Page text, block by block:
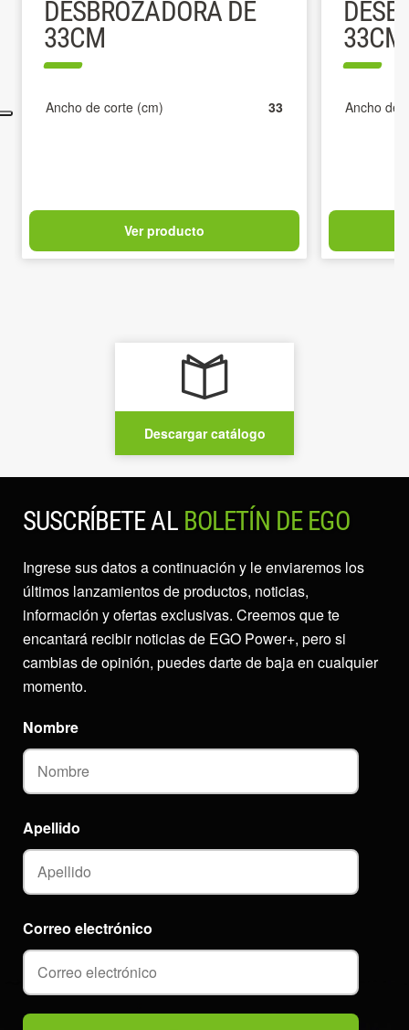
DESBROZADORA DE
33CM
Ancho de corte (cm) 33
Ver producto
33CM
Ancho de
Descargar catálogo
SUSCRÍBETE AL BOLETÍN DE EGO
Ingrese sus datos a continuación y le enviaremos los
últimos lanzamientos de productos, noticias,
información y ofertas exclusivas. Creemos que te
encantará recibir noticias de EGO Power+, pero si
cambias de opinión, puedes darte de baja en cualquier
momento.
Correo electrónico
Nombre
Apellido